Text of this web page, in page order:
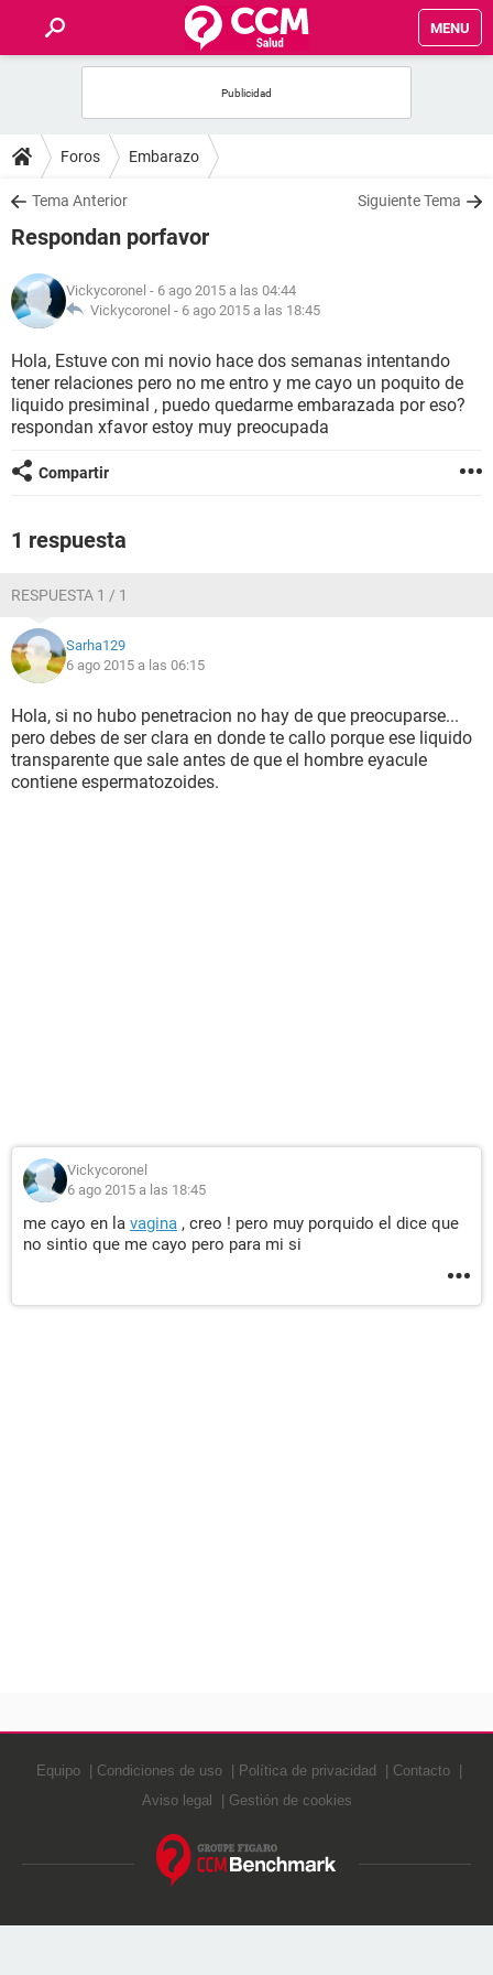
MENU
FOROS
SALUD
FAMILIA
NUTRICIÓN
BIENESTAR
SEXUALIDAD
GLOSARIO
Foros Embarazo
Tema Anterior Siguiente Tema
Respondan porfavor
Vickycoronel - 6 ago 2015 a las 04:44
Vickycoronel - 6 ago 2015 a las 18:45
Hola, Estuve con mi novio hace dos semanas intentando
tener relaciones pero no me entro y me cayo un poquito de
liquido presiminal , puedo quedarme embarazada por eso?
respondan xfavor estoy muy preocupada
Compartir
1 respuesta
RESPUESTA 1 / 1
Sarha129
6 ago 2015 a las 06:15
Hola, si no hubo penetracion no hay de que preocuparse...
pero debes de ser clara en donde te callo porque ese liquido
transparente que sale antes de que el hombre eyacule
contiene espermatozoides.
Vickycoronel
6 ago 2015 a las 18:45
me cayo en la vagina , creo ! pero muy porquido el dice que
no sintio que me cayo pero para mi si
Equipo Condiciones de uso Política de privacidad
Contacto
Aviso legal
Gestión de cookies